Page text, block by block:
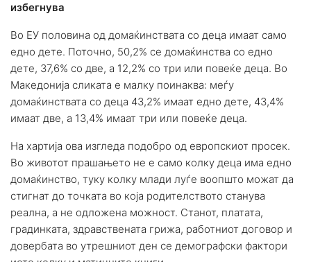
избегнува
Во ЕУ половина од домаќинствата со деца имаат само
едно дете. Поточно, 50,2% се домаќинства со едно
дете, 37,6% со две, а 12,2% со три или повеќе деца. Во
Македонија сликата е малку поинаква: меѓу
домаќинствата со деца 43,2% имаат едно дете, 43,4%
имаат две, а 13,4% имаат три или повеќе деца.
На хартија ова изгледа подобро од европскиот просек.
Во животот прашањето не е само колку деца има едно
домаќинство, туку колку млади луѓе воопшто можат да
стигнат до точката во која родителството станува
реална, а не одложена можност. Станот, платата,
градинката, здравствената грижа, работниот договор и
довербата во утрешниот ден се демографски фактори